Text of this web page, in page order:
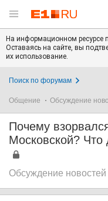
На информационном ресурсе
Оставаясь на сайте, вы
их использование.
Поиск по форумам
Общение Обсуждение
Почему
Московской? Что
Обсуждение новостей